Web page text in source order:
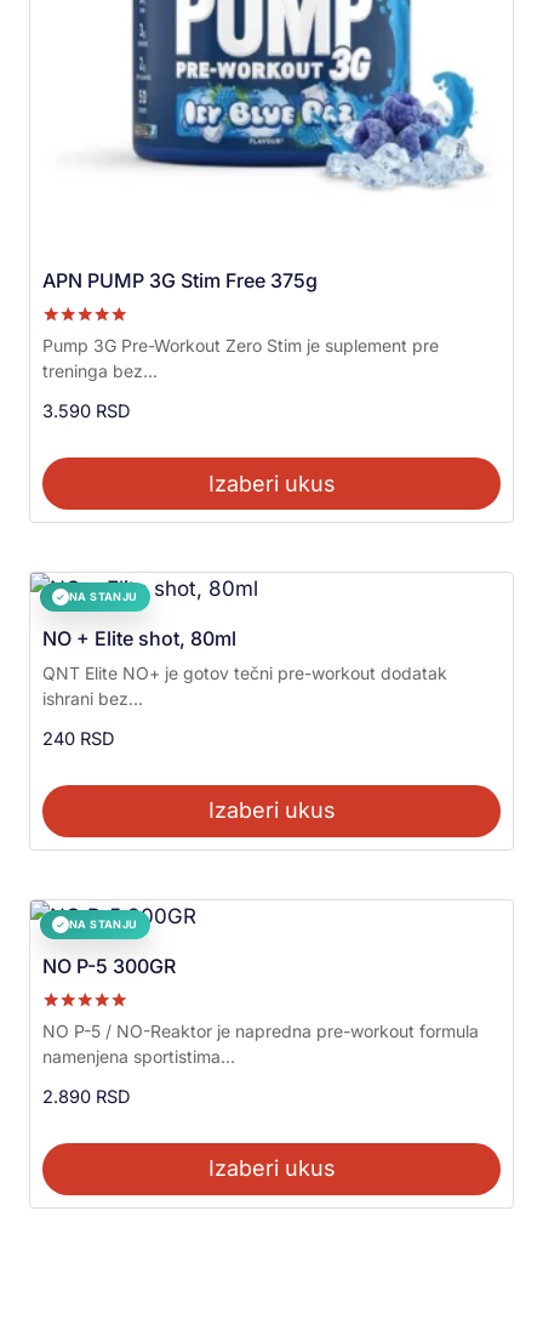
APN PUMP 3G Stim Free 375g
Ocenjeno sa
5.00
od 5
Pump 3G Pre-Workout Zero Stim je suplement pre
treninga bez...
3.590 RSD
Izaberi ukus
✓ NA STANJU
NO + Elite shot, 80ml
QNT Elite NO+ je gotov tečni pre-workout dodatak
ishrani bez...
240 RSD
Izaberi ukus
✓ NA STANJU
NO P-5 300GR
Ocenjeno sa
5.00
od 5
NO P-5 / NO-Reaktor je napredna pre-workout formula
namenjena sportistima...
2.890 RSD
Izaberi ukus